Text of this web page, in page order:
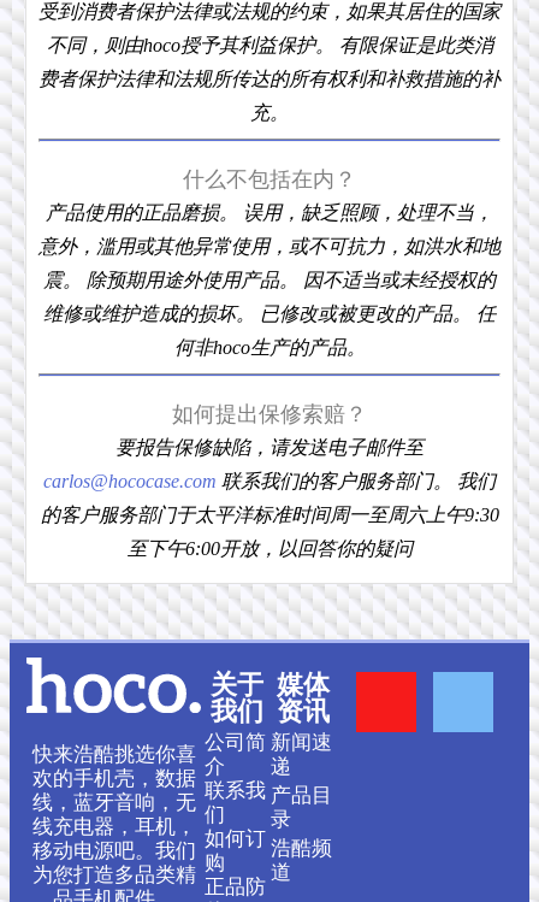
受到消费者保护法律或法规的约束，如果其居住的国家
不同，则由hoco授予其利益保护。 有限保证是此类消
费者保护法律和法规所传达的所有权利和补救措施的补
充。
什么不包括在内？
产品使用的正品磨损。 误用，缺乏照顾，处理不当，
意外，滥用或其他异常使用，或不可抗力，如洪水和地
震。 除预期用途外使用产品。 因不适当或未经授权的
维修或维护造成的损坏。 已修改或被更改的产品。 任
何非hoco生产的产品。
如何提出保修索赔？
要报告保修缺陷，请发送电子邮件至
carlos@hococase.com 联系我们的客户服务部门。 我们
的客户服务部门于太平洋标准时间周一至周六上午9:30
至下午6:00开放，以回答你的疑问
快来浩酷挑选你喜
欢的手机壳，数据
线，蓝牙音响，无
线充电器，耳机，
移动电源吧。我们
为您打造多品类精
关于
我们
公司简
介
联系我
们
如何订
购
正品防
媒体
资讯
新闻速
递
产品目
录
浩酷频
道